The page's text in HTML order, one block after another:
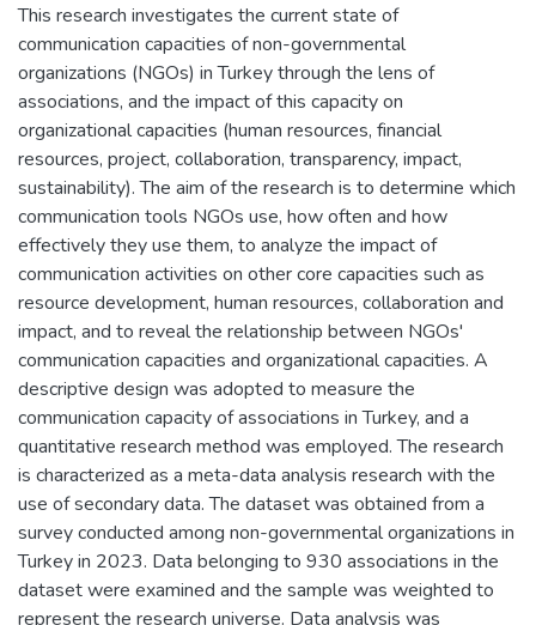
This research investigates the current state of
communication capacities of non-governmental
organizations (NGOs) in Turkey through the lens of
associations, and the impact of this capacity on
organizational capacities (human resources, financial
resources, project, collaboration, transparency, impact,
sustainability). The aim of the research is to determine which
communication tools NGOs use, how often and how
effectively they use them, to analyze the impact of
communication activities on other core capacities such as
resource development, human resources, collaboration and
impact, and to reveal the relationship between NGOs'
communication capacities and organizational capacities. A
descriptive design was adopted to measure the
communication capacity of associations in Turkey, and a
quantitative research method was employed. The research
is characterized as a meta-data analysis research with the
use of secondary data. The dataset was obtained from a
survey conducted among non-governmental organizations in
Turkey in 2023. Data belonging to 930 associations in the
dataset were examined and the sample was weighted to
represent the research universe. Data analysis was